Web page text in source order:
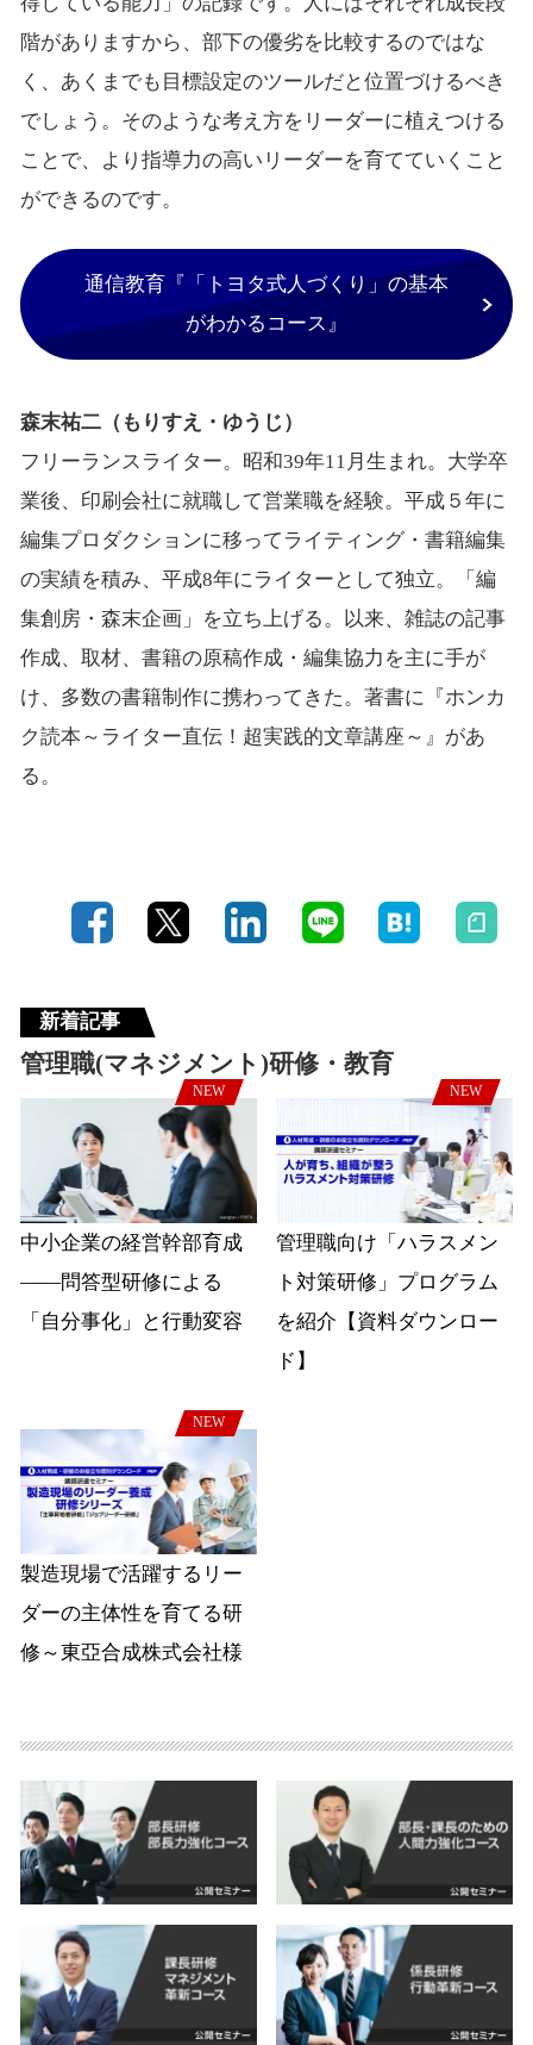
階がありますから、部下の優劣を比較するのではな
く、あくまでも目標設定のツールだと位置づけるべき
でしょう。そのような考え方をリーダーに植えつける
ことで、より指導力の高いリーダーを育てていくこと
ができるのです。
通信教育『「トヨタ式人づくり」の基本
がわかるコース』
森末祐二（もりすえ・ゆうじ）
フリーランスライター。昭和39年11月生まれ。大学卒
業後、印刷会社に就職して営業職を経験。平成５年に
編集プロダクションに移ってライティング・書籍編集
の実績を積み、平成8年にライターとして独立。「編
集創房・森末企画」を立ち上げる。以来、雑誌の記事
作成、取材、書籍の原稿作成・編集協力を主に手が
け、多数の書籍制作に携わってきた。著書に『ホンカ
ク読本～ライター直伝！超実践的文章講座～』があ
る。
新着記事
管理職(マネジメント)研修・教育
NEW
中小企業の経営幹部育成
――問答型研修による
「自分事化」と行動変容
NEW
管理職向け「ハラスメン
ト対策研修」プログラム
を紹介【資料ダウンロー
ド】
NEW
製造現場で活躍するリー
ダーの主体性を育てる研
修～東亞合成株式会社様